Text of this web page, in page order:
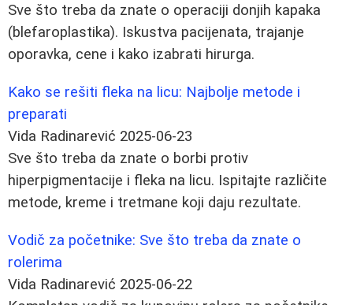
Sve što treba da znate o operaciji donjih kapaka
(blefaroplastika). Iskustva pacijenata, trajanje
oporavka, cene i kako izabrati hirurga.
Kako se rešiti fleka na licu: Najbolje metode i
preparati
Vida Radinarević 2025-06-23
Sve što treba da znate o borbi protiv
hiperpigmentacije i fleka na licu. Ispitajte različite
metode, kreme i tretmane koji daju rezultate.
Vodič za početnike: Sve što treba da znate o
rolerima
Vida Radinarević 2025-06-22